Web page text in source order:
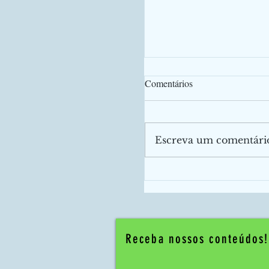
expectativas da semana |
Comentários
Escreva um
Receba nossos conteúdos!